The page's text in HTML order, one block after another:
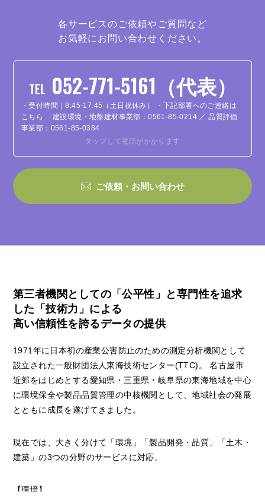
各サービスのご依頼やご質問など
お気軽にお問い合わせください。
TEL 052-771-5161（代表）
・受付時間｜8:45-17:45（土日祝休み）
・下記部署へのご連絡は
こちら
建設環境・地盤建材事業部：0561-85-0214 ／ 品質評価
事業部：0561-85-0384
タップして電話がかかります
ご依頼・お問い合わせ
第三者機関としての「公平性」と専門性を追求
した「技術力」による
高い信頼性を誇るデータの提供
1971年に日本初の産業公害防止のための測定分析機関として
設立された一般財団法人東海技術センター(TTC)。 名古屋市
近郊をはじめとする愛知県・三重県・岐阜県の東海地域を中心
に環境保全や製品品質管理の中核機関として、地域社会の発展
とともに成長を遂げてきました。
現在では、大きく分けて「環境」「製品開発・品質」「土木・
建築」の3つの分野のサービスに対応。
【環境】